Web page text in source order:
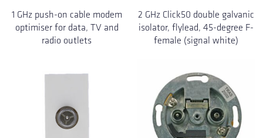
1 GHz push-on cable modem
optimiser for data, TV and
radio outlets
2 GHz Click50 double galvanic
isolator, flylead, 45-degree F-
female (signal white)